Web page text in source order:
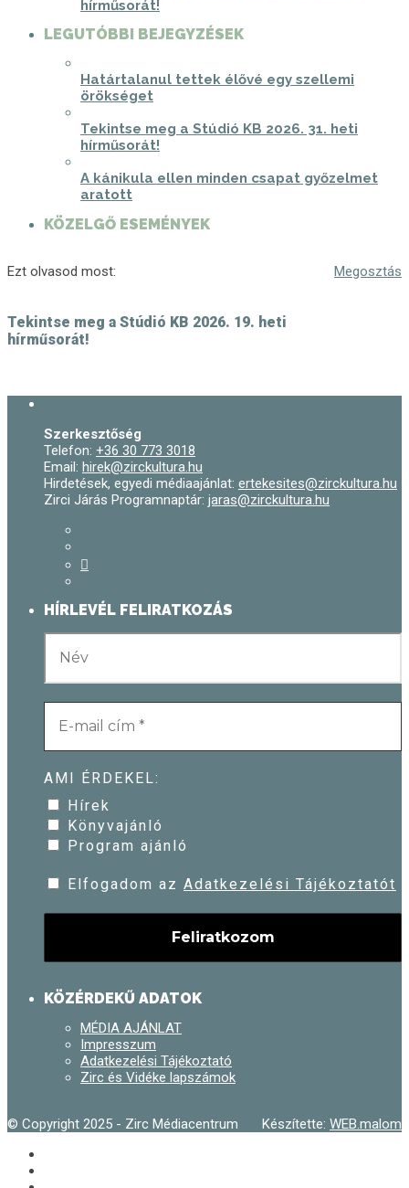
hírműsorát!
LEGUTÓBBI BEJEGYZÉSEK
Határtalanul tettek élővé egy szellemi
örökséget
Tekintse meg a Stúdió KB 2026. 31. heti
hírműsorát!
A kánikula ellen minden csapat győzelmet
aratott
KÖZELGŐ ESEMÉNYEK
Ezt olvasod most:
Tekintse meg a Stúdió KB 2026. 19. heti
hírműsorát!
Megosztás
Szerkesztőség
Telefon: +36 30 773 3018
Email: hirek@zirckultura.hu
Hirdetések, egyedi médiaajánlat: ertekesites@zirckultura.hu
Zirci Járás Programnaptár: jaras@zirckultura.hu
HÍRLEVÉL FELIRATKOZÁS
AMI ÉRDEKEL:
Hírek
Könyvajánló
Program ajánló
Elfogadom az Adatkezelési Tájékoztatót
KÖZÉRDEKŰ ADATOK
MÉDIA AJÁNLAT
Impresszum
Adatkezelési Tájékoztató
Zirc és Vidéke lapszámok
© Copyright 2025 - Zirc Médiacentrum Készítette: WEB.malom